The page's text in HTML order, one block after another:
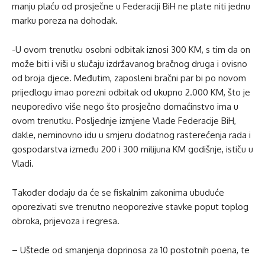
manju plaću od prosječne u Federaciji BiH ne plate niti jednu
marku poreza na dohodak.
-U ovom trenutku osobni odbitak iznosi 300 KM, s tim da on
može biti i viši u slučaju izdržavanog bračnog druga i ovisno
od broja djece. Međutim, zaposleni bračni par bi po novom
prijedlogu imao porezni odbitak od ukupno 2.000 KM, što je
neuporedivo više nego što prosječno domaćinstvo ima u
ovom trenutku. Posljednje izmjene Vlade Federacije BiH,
dakle, neminovno idu u smjeru dodatnog rasterećenja rada i
gospodarstva između 200 i 300 milijuna KM godišnje, ističu u
Vladi.
Također dodaju da će se fiskalnim zakonima ubuduće
oporezivati sve trenutno neoporezive stavke poput toplog
obroka, prijevoza i regresa.
– Uštede od smanjenja doprinosa za 10 postotnih poena, te